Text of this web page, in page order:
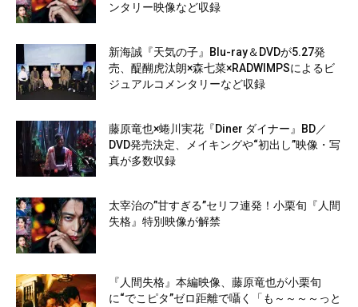
ンタリー映像など収録
新海誠『天気の子』Blu-ray＆DVDが5.27発
売、醍醐⻁汰朗×森七菜×RADWIMPSによるビ
ジュアルコメンタリーなど収録
藤原竜也×蜷川実花『Diner ダイナー』BD／
DVD発売決定、メイキングや“初出し”映像・写
真が多数収録
太宰治の”甘すぎる”セリフ連発！小栗旬『人間
失格』特別映像が解禁
『人間失格』本編映像、藤原竜也が小栗旬
に“でこピタ”ゼロ距離で囁く「も～～～～っと